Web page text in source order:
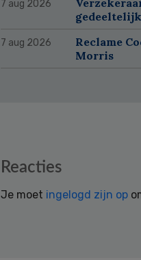
7 aug 2026
7 aug 2026
Reclame
Morris
Reacties
Je moet ingelogd zijn op